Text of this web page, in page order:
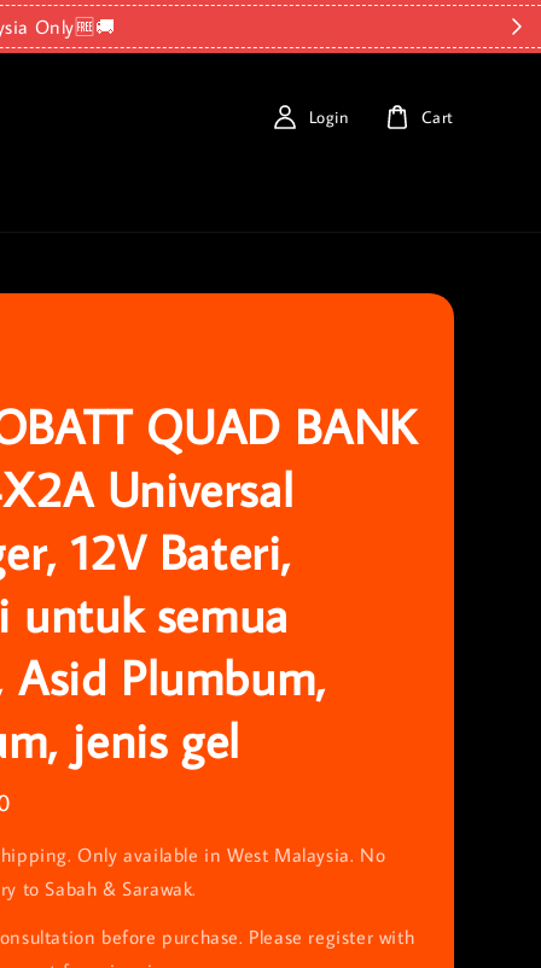
Only🆓🚚
Login Cart
QUAD BANK
Universal
12V Bateri,
untuk semua
Asid Plumbum,
jenis gel
Only available in West Malaysia. No
to Sabah & Sarawak.
before purchase. Please register with